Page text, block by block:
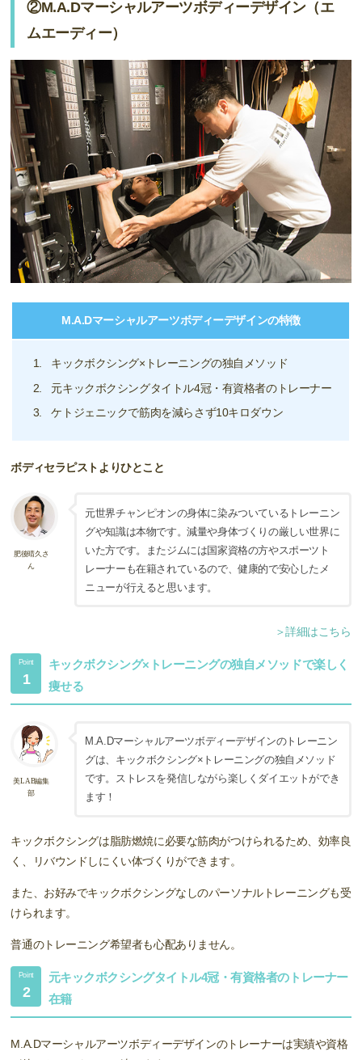
②M.A.Dマーシャルアーツボディーデザイン（エ
ムエーディー）
M.A.Dマーシャルアーツボディーデザインの特徴
キックボクシング×トレーニングの独自メソッド
元キックボクシングタイトル4冠・有資格者のトレーナー
ケトジェニックで筋肉を減らさず10キロダウン
ボディセラピストよりひとこと
肥後晴久さ
ん
元世界チャンピオンの身体に染みついているトレーニン
グや知識は本物です。減量や身体づくりの厳しい世界に
いた方です。またジムには国家資格の方やスポーツト
レーナーも在籍されているので、健康的で安心したメ
ニューが行えると思います。
＞詳細はこちら
Point
1
キックボクシング×トレーニングの独自メソッドで楽しく
痩せる
美LAB編集
部
M.A.Dマーシャルアーツボディーデザインのトレーニン
グは、キックボクシング×トレーニングの独自メソッド
です。ストレスを発信しながら楽しくダイエットができ
ます！
キックボクシングは脂肪燃焼に必要な筋肉がつけられるため、効率良
く、リバウンドしにくい体づくりができます。
また、お好みでキックボクシングなしのパーソナルトレーニングも受
けられます。
普通のトレーニング希望者も心配ありません。
Point
2
元キックボクシングタイトル4冠・有資格者のトレーナー
在籍
M.A.Dマーシャルアーツボディーデザインのトレーナーは実績や資格